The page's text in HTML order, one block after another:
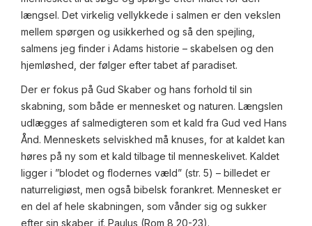
længsel. Det virkelig vellykkede i salmen er den vekslen
mellem spørgen og usikkerhed og så den spejling,
salmens jeg finder i Adams historie – skabelsen og den
hjemløshed, der følger efter tabet af paradiset.
Der er fokus på Gud Skaber og hans forhold til sin
skabning, som både er mennesket og naturen. Længslen
udlægges af salmedigteren som et kald fra Gud ved Hans
Ånd. Menneskets selviskhed må knuses, for at kaldet kan
høres på ny som et kald tilbage til menneskelivet. Kaldet
ligger i ”blodet og flodernes væld” (str. 5) – billedet er
naturreligiøst, men også bibelsk forankret. Mennesket er
en del af hele skabningen, som vånder sig og sukker
efter sin skaber, jf. Paulus (Rom 8,20-23).